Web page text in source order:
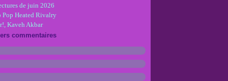
de juin 2026
Pop Heated Rivalry
Kaveh Akbar
commentaires